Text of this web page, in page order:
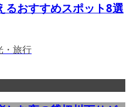
るおすすめスポット8選
・旅行